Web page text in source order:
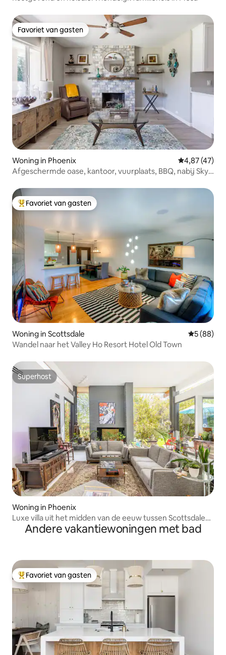
Favoriet van gasten
Favoriet van gasten
Woning in Phoenix Gemiddelde
4,87 (47)
Afgeschermde oase, kantoor, vuurplaats, BBQ, nabij Sky
Topfavoriet van gasten
Favoriet van gasten
Woning in Scottsdale
5 (88)
Wandel naar het Valley Ho Resort Hotel Old Town
Superhost
Superhost
Woning in Phoenix
Luxe villa uit het midden van de eeuw tussen Scottsdale
en Phoenix
Andere vakantiewoningen met bad
Topfavoriet van gasten
Favoriet van gasten